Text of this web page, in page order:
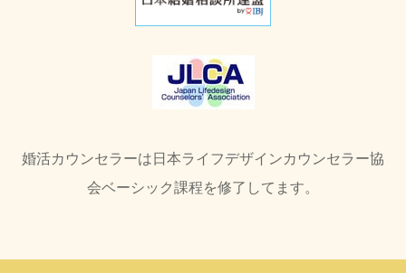
婚活カウンセラーは日本ライフデザインカウンセラー協
会ベーシック課程を修了してます。